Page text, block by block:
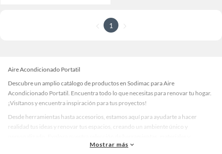
1
Aire Acondicionado Portatil
Descubre un amplio catálogo de productos en Sodimac para Aire
Acondicionado Portatil. Encuentra todo lo que necesitas para renovar tu hogar.
¡Visítanos y encuentra inspiración para tus proyectos!
Desde herramientas hasta accesorios, estamos aquí para ayudarte a hacer
realidad tus ideas y renovar tus espacios, creando un ambiente único y
accesorios de calidad que te ayudarán a crear un espacio más tú.
Mostrar más